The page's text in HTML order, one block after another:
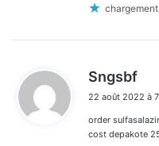
Sngsbf
t
:
22 août 2022 à
order
cost depakote